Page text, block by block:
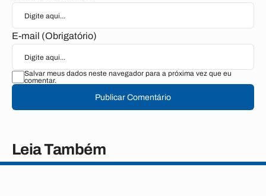
E-mail (Obrigatório)
Salvar meus dados neste navegador para a próxima vez que eu
comentar.
Publicar Comentário
Leia Também